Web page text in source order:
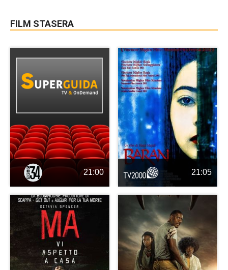
FILM STASERA
21:00 21:05